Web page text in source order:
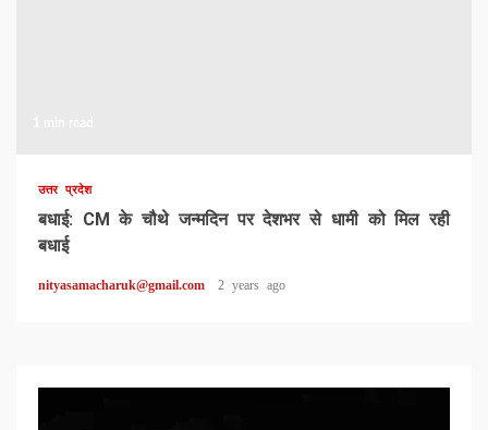
उत्तर प्रदेश
बधाई: CM के चौथे जन्मदिन पर देशभर से धामी को मिल रही
बधाई
nityasamacharuk@gmail.com 2 years ago